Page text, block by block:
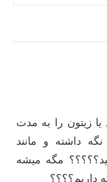
زیتون را به مدت
نگه داشته و مانند
مگه میشه
داریم؟؟؟؟